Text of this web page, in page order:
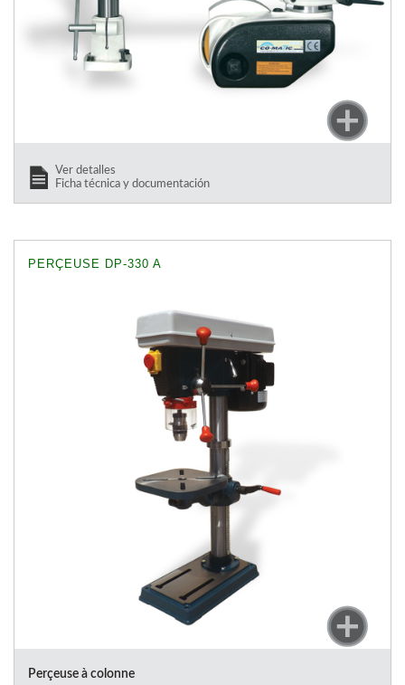
Ver detalles
Ficha técnica y documentación
PERÇEUSE DP-330 A
Perçeuse à colonne